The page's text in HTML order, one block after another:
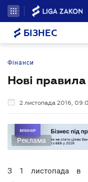
БІЗНЕС
Фінанси
Нові
2 листопада 2016,
Реклама
З 1 листопада в